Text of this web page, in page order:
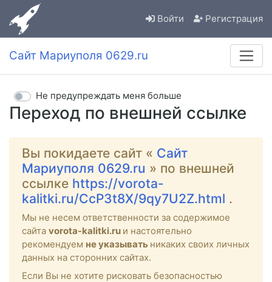
Войти Регистрация
Сайт Мариуполя 0629.ru
Переход по внешней ссылке
Не предупреждать меня больше
Вы покидаете сайт « Сайт
Мариуполя 0629.ru » по внешней
ссылке https://vorota-
kalitki.ru/CcP3t8X/9qy7U2Z.html .
Мы не несем ответственности за содержимое
сайта vorota-kalitki.ru и настоятельно
рекомендуем не указывать никаких своих личных
данных на сторонних сайтах.
Если Вы не хотите рисковать безопасностью